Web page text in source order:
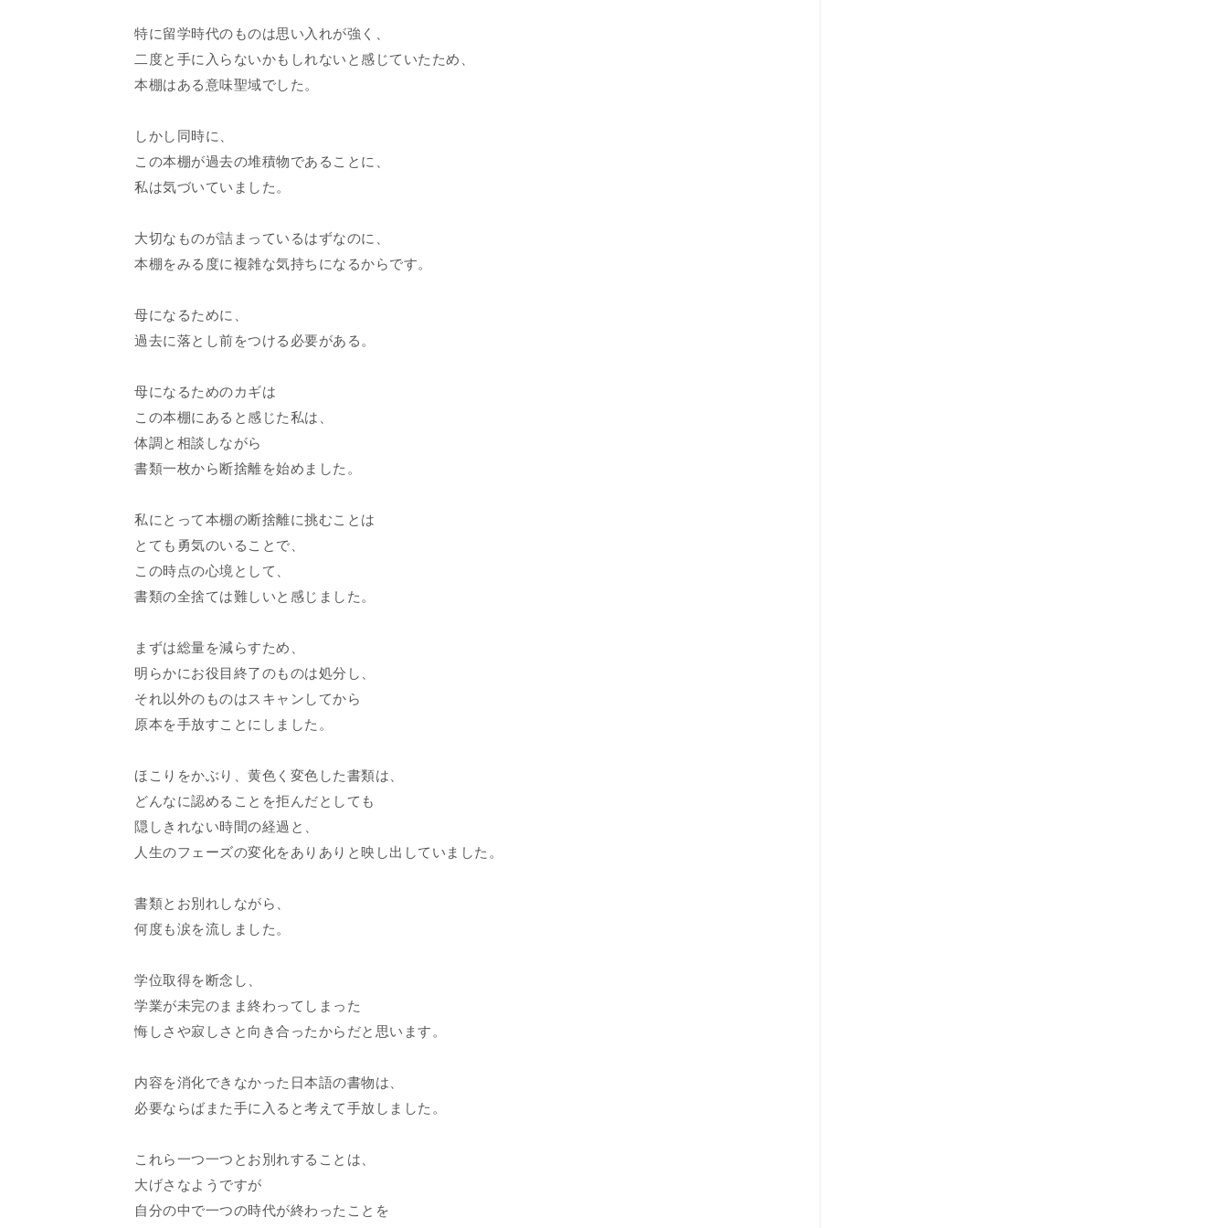
特に留学時代のものは思い入れが強く、
二度と手に入らないかもしれないと感じていたため、
本棚はある意味聖域でした。
しかし同時に、
この本棚が過去の堆積物であることに、
私は気づいていました。
大切なものが詰まっているはずなのに、
本棚をみる度に複雑な気持ちになるからです。
母になるために、
過去に落とし前をつける必要がある。
母になるためのカギは
この本棚にあると感じた私は、
体調と相談しながら
書類一枚から断捨離を始めました。
私にとって本棚の断捨離に挑むことは
とても勇気のいることで、
この時点の心境として、
書類の全捨ては難しいと感じました。
まずは総量を減らすため、
明らかにお役目終了のものは処分し、
それ以外のものはスキャンしてから
原本を手放すことにしました。
ほこりをかぶり、黄色く変色した書類は、
どんなに認めることを拒んだとしても
隠しきれない時間の経過と、
人生のフェーズの変化をありありと映し出していました。
書類とお別れしながら、
何度も涙を流しました。
学位取得を断念し、
学業が未完のまま終わってしまった
悔しさや寂しさと向き合ったからだと思います。
内容を消化できなかった日本語の書物は、
必要ならばまた手に入ると考えて手放しました。
これら一つ一つとお別れすることは、
大げさなようですが
自分の中で一つの時代が終わったことを